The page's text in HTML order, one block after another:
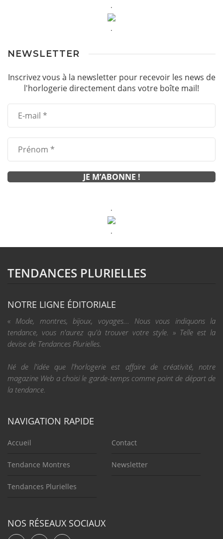
.
.
NEWSLETTER
Inscrivez vous à la newsletter pour recevoir les news de
l'horlogerie directement dans votre boîte mail!
.
.
TENDANCES PLURIELLES
NOTRE LIGNE ÉDITORIALE
« Mode, montres, bijoux, voyages... Nous vous indiquons la
tendance, vous n'aurez qu'à trouver votre style. » Telle est la
devise de Tendances Plurielles.
Né de l'idée que l'horlogerie est affaire de créativité, notre
magazine Web a choisi le garde-temps comme point de départ de
la tendance.
NAVIGATION RAPIDE
Accueil
Tendance Montres
Tendances Plurielles
Contact
Newsletter
NOS RÉSEAUX SOCIAUX